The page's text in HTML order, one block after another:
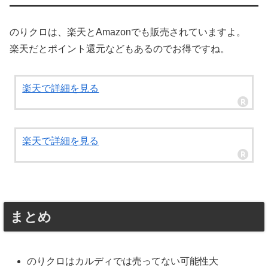
のりクロは、楽天とAmazonでも販売されていますよ。
楽天だとポイント還元などもあるのでお得ですね。
楽天で詳細を見る
楽天で詳細を見る
まとめ
のりクロはカルディでは売ってない可能性大